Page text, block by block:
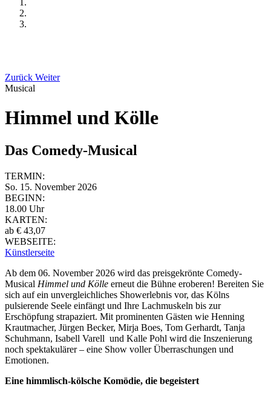
Zurück Weiter
Musical
Himmel und Kölle
Das Comedy-Musical
TERMIN:
So. 15. November 2026
BEGINN:
18.00 Uhr
KARTEN:
ab € 43,07
WEBSEITE:
Künstlerseite
Ab dem 06. November 2026 wird das preisgekrönte Comedy-
Musical Himmel und Kölle erneut die Bühne eroberen! Bereiten Sie
sich auf ein unvergleichliches Showerlebnis vor, das Kölns
pulsierende Seele einfängt und Ihre Lachmuskeln bis zur
Erschöpfung strapaziert. Mit prominenten Gästen wie Henning
Krautmacher, Jürgen Becker, Mirja Boes, Tom Gerhardt, Tanja
Schuhmann, Isabell Varell und Kalle Pohl wird die Inszenierung
noch spektakulärer – eine Show voller Überraschungen und
Emotionen.
Eine himmlisch-kölsche Komödie, die begeistert